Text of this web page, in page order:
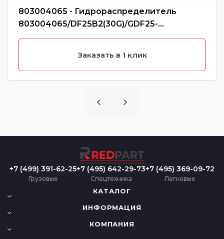
803004065 - Гидрораспределитель
803004065/DF25B2(30G)/GDF25-
16/DF25B2/5002035
Заказать в 1 клик
+7 (499) 391-62-25
Грузовые
+7 (495) 642-29-73
Спецтехника
+7 (495) 369-09-72
Легковые
КАТАЛОГ
ИНФОРМАЦИЯ
КОМПАНИЯ